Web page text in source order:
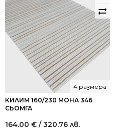
КИЛИМ 160/230 МОНА 346
СЬОМГА
4 размера
164.00 € / 320.76 лв.